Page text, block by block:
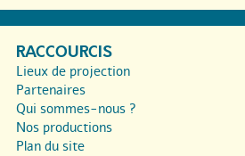
RACCOURCIS
Lieux de projection
Partenaires
Qui sommes-nous ?
Nos productions
Plan du site